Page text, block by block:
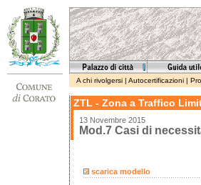
A chi rivolgersi | Autocertificazioni |
ZTL - Zona a Traffico
13 Novembre 2015
Mod.7 Casi di
scarica modello